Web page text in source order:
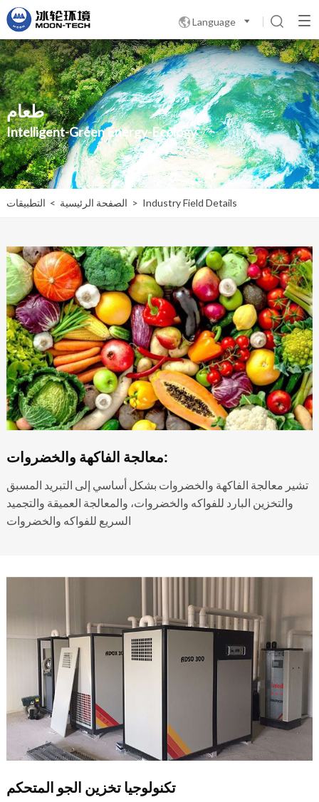
Language 
طعام
Intelligent-Green Energy-Ecology
الصفحة الرئيسية > التطبيقات > Industry Field Details
معالجة الفاكهة والخضروات:
تشير معالجة الفاكهة والخضروات بشكل أساسي إلى التبريد المسبق
والتخزين البارد للفواكه والخضروات، والمعالجة العميقة والتجميد
السريع للفواكه والخضروات
تكنولوجيا تخزين الجو المتحكم